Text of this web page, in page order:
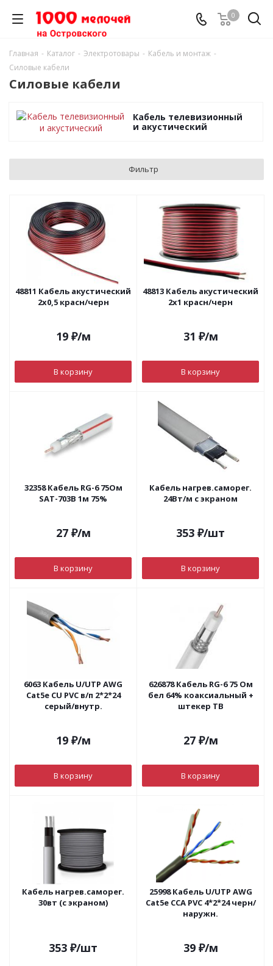
0
Главная - Каталог - Электротовары - Кабель и монтаж -
Силовые кабели
Силовые кабели
Кабель телевизионный
и акустический
Фильтр
48811 Кабель акустический
2х0,5 красн/черн
19₽/м
В корзину
48813 Кабель акустический
2х1 красн/черн
31 ₽/м
В корзину
32358 Кабель RG-6 75Ом
SAT-703В 1м 75%
27₽/м
В корзину
Кабель нагрев.саморег.
24Вт/м с экраном
353 ₽/шт
В корзину
6063 Кабель U/UTP AWG
Cat5e CU PVC в/п 2*2*24
серый/внутр.
19₽/м
В корзину
626878 Кабель RG-6 75 Ом
бел 64% коаксиальный +
штекер ТВ
27₽/м
В корзину
Кабель нагрев.саморег.
30вт (с экраном)
353 ₽/шт
25998 Кабель U/UTP AWG
Cat5e CСА PVC 4*2*24 черн/
наружн.
39₽/м